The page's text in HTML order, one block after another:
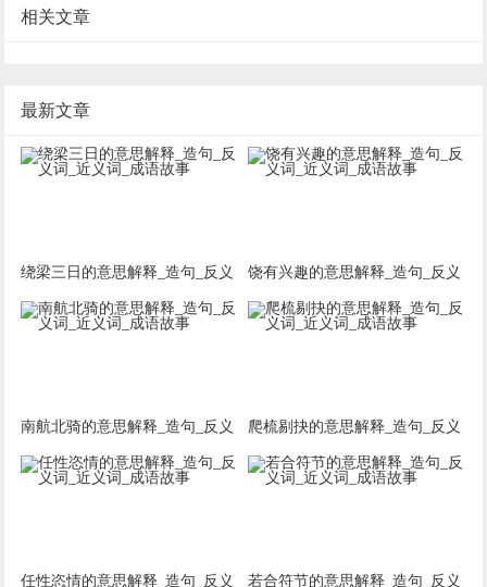
相关文章
最新文章
绕梁三日的意思解释_造句_反义
词_近义词_成语故事
饶有兴趣的意思解释_造句_反义
词_近义词_成语故事
南航北骑的意思解释_造句_反义
词_近义词_成语故事
爬梳剔抉的意思解释_造句_反义
词_近义词_成语故事
任性恣情的意思解释_造句_反义 若合符节的意思解释_造句_反义